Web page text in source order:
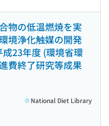
物の低温燃焼を実
境浄化触媒の開発
23年度 (環境省環
費終了研究等成果
National Diet Library